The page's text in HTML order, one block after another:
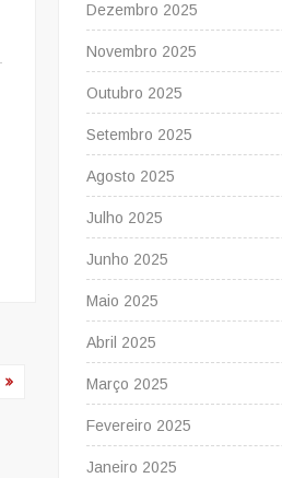
Dezembro 2025
Novembro 2025
Outubro 2025
Setembro 2025
Agosto 2025
Julho 2025
Junho 2025
Maio 2025
Abril 2025
Março 2025
Fevereiro 2025
Janeiro 2025